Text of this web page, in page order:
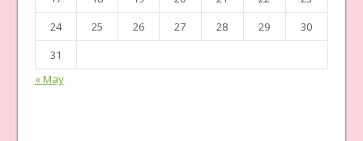
24
25 26 27 28 29
30
31
« May